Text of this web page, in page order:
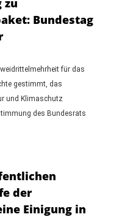
zu
Bundestag
für das
gestimmt, das
und Klimaschutz
des Bundesrats
der
Einigung in